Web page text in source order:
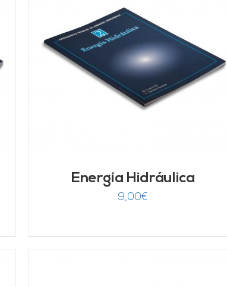
Energía Hidráulica
9,00€
AÑADIR AL CARRITO DETALLES